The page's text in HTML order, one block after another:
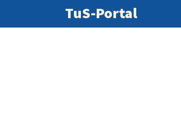
TuS-Portal